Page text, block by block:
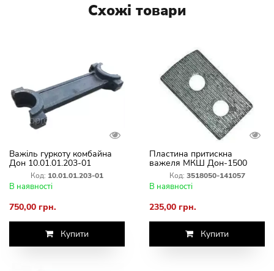
Схожі товари
Важіль гуркоту комбайна
Дон 10.01.01.203-01
Код: 10.01.01.203-01
В наявності
750,00 грн.
Купити
Пластина притискна
важеля МКШ Дон-1500
3518050-141057
Код: 3518050-141057
В наявності
235,00 грн.
Купити